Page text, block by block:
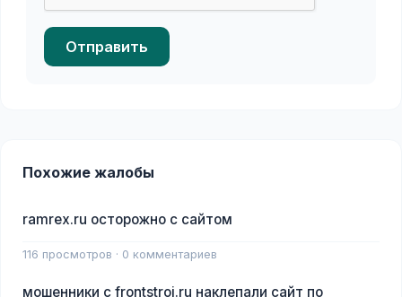
Отправить
Похожие жалобы
ramrex.ru осторожно с сайтом
116 просмотров · 0 комментариев
мошенники с frontstroi.ru наклепали сайт по